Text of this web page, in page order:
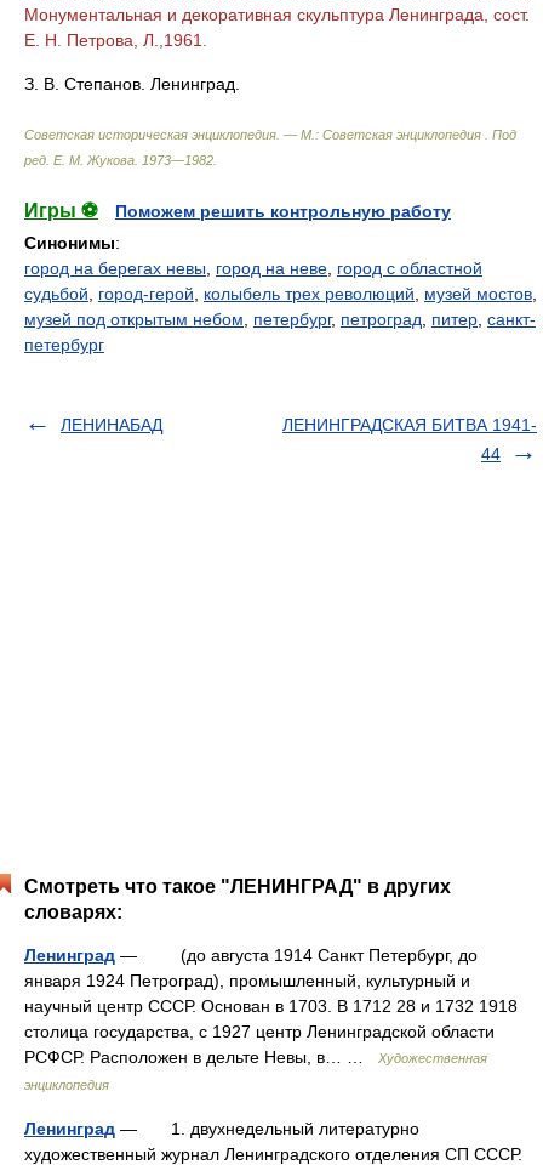
Монументальная и декоративная скульптура Ленинграда, сост.
E. Н. Петрова, Л.,1961.
З. В. Степанов. Ленинград.
Советская историческая энциклопедия. — М.: Советская энциклопедия
Под
ред. Е. М. Жукова 1973—1982
Игры ⚽
Поможем решить контрольную работу
Синонимы:
город на берегах невы
город на неве город с областной
судьбой
город-герой колыбель трех революций музей мостов
музей под открытым небом
петербург, петроград питер санкт-
петербург
ЛЕНИНАБАД
ЛЕНИНГРАДСКАЯ БИТВА 1941-
44
Смотреть что такое "ЛЕНИНГРАД" в других
словарях:
Ленинград — (до августа 1914 Санкт Петербург, до
января 1924 Петроград), промышленный, культурный и
научный центр СССР. Основан в 1703. В 1712 28 и 1732 1918
столица государства, с 1927 центр Ленинградской области
РСФСР. Расположен в дельте Невы, в… …
Художественная
энциклопедия
Ленинград — 1. двухнедельный литературно
художественный журнал Ленинградского отделения СП СССР.